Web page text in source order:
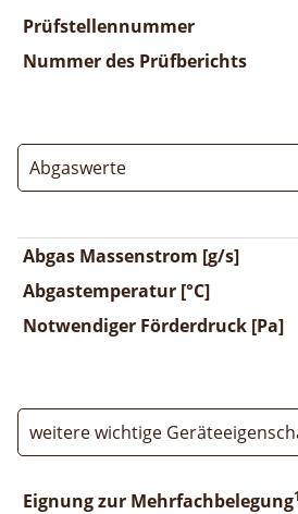
Prüfstellennummer
Nummer des Prüfberichts
Abgaswerte
Abgas Massenstrom [g/s]
Abgastemperatur [°C]
Notwendiger Förderdruck [Pa]
weitere wichtige
Eignung zur Mehrfachbelegung